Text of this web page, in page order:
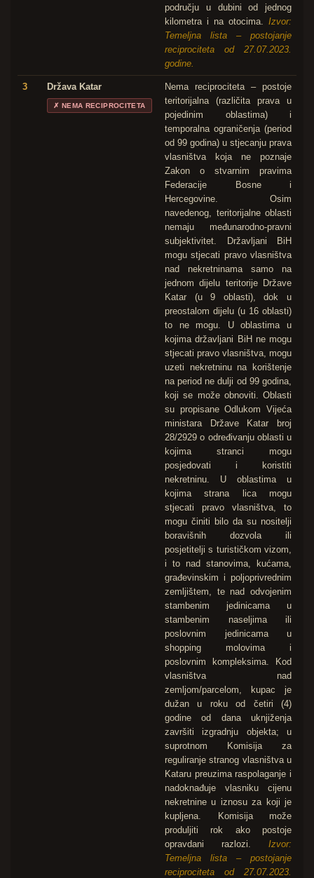
području u dubini od jednog
kilometra i na otocima. Izvor:
Temeljna lista – postojanje
reciprociteta od 27.07.2023.
godine.
3 Država Katar
✗ NEMA RECIPROCITETA
Nema reciprociteta – postoje
teritorijalna (različita prava u
pojedinim oblastima) i
temporalna ograničenja (period
od 99 godina) u stjecanju prava
vlasništva koja ne poznaje
Zakon o stvarnim pravima
Federacije Bosne i
Hercegovine. Osim
navedenog, teritorijalne oblasti
nemaju međunarodno-pravni
subjektivitet. Državljani BiH
mogu stjecati pravo vlasništva
nad nekretninama samo na
jednom dijelu teritorije Države
Katar (u 9 oblasti), dok u
preostalom dijelu (u 16 oblasti)
to ne mogu. U oblastima u
kojima državljani BiH ne mogu
stjecati pravo vlasništva, mogu
uzeti nekretninu na korištenje
na period ne dulji od 99 godina,
koji se može obnoviti. Oblasti
su propisane Odlukom Vijeća
ministara Države Katar broj
28/2929 o određivanju oblasti u
kojima stranci mogu
posjedovati i koristiti
nekretninu. U oblastima u
kojima strana lica mogu
stjecati pravo vlasništva, to
mogu činiti bilo da su nositelji
boravišnih dozvola ili
posjetitelji s turističkom vizom,
i to nad stanovima, kućama,
građevinskim i poljoprivrednim
zemljištem, te nad odvojenim
stambenim jedinicama u
stambenim naseljima ili
poslovnim jedinicama u
shopping molovima i
poslovnim kompleksima. Kod
vlasništva nad
zemljom/parcelom, kupac je
dužan u roku od četiri (4)
godine od dana uknjiženja
završiti izgradnju objekta; u
suprotnom Komisija za
reguliranje stranog vlasništva u
Kataru preuzima raspolaganje i
nadoknađuje vlasniku cijenu
nekretnine u iznosu za koji je
kupljena. Komisija može
produljiti rok ako postoje
opravdani razlozi. Izvor:
Temeljna lista – postojanje
reciprociteta od 27.07.2023.